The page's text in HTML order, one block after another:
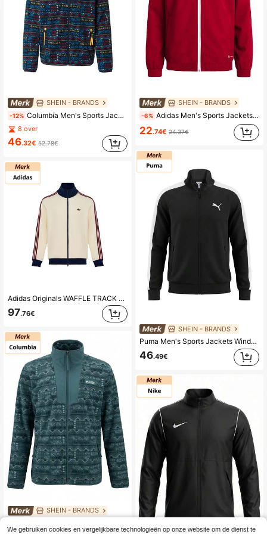
4.82 16K Volgers
4.82 16K Volgers
SHEIN - BRANDS
-12% Columbia Men's Sports Jackets Packable Breathable Premium Camping Sports Hiking Navy 2135511-464
8 over
46.32€ 52.78€
Adidas Originals WAFFLE TRACK TOP Herensweatshirt met opstaande kraag, rits en gestreept breisel, perfect voor het vroege voorjaar.
97.76€
SHEIN - BRANDS
SHEIN - BRANDS
-6% Adidas Men's Sports Jackets Stretchy Comfortable Durable Training Travel Casual Red H57536
22.74€ 24.37€
SHEIN - BRANDS
Puma Men's Sports Jackets Windproof Quick-Dry Breathable Commuting Outdoor Camping Black 692462-01
46.49€
We gebruiken cookies en vergelijkbare technologieën op onze website om de dienst te